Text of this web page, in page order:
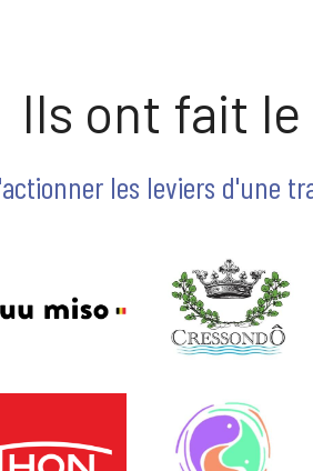
Ils ont fait
les leviers d'une